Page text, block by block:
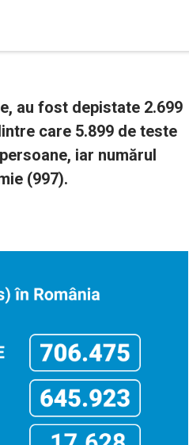
au fost depistate 2.699
care 5.899 de teste
iar numărul
(997).